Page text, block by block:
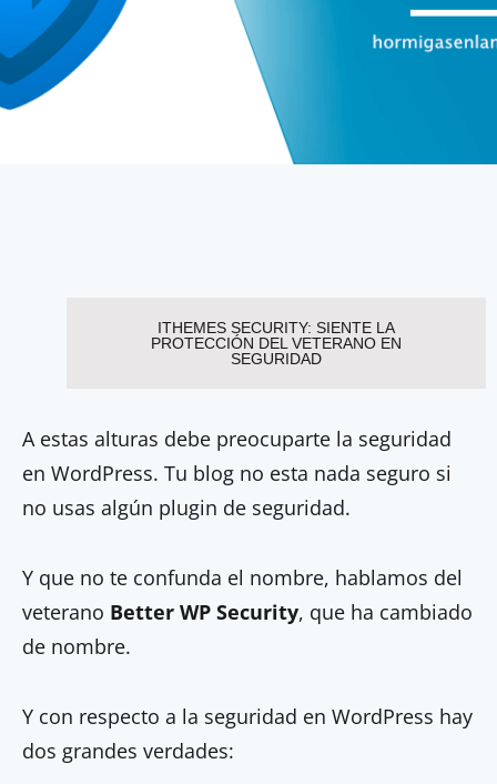
ITHEMES SECURITY: SIENTE LA
PROTECCIÓN DEL VETERANO EN
SEGURIDAD
A estas alturas debe preocuparte la seguridad
en WordPress. Tu blog no esta nada seguro si
no usas algún plugin de seguridad.
Y que no te confunda el nombre, hablamos del
veterano Better WP Security, que ha cambiado
de nombre.
Y con respecto a la seguridad en WordPress hay
dos grandes verdades: